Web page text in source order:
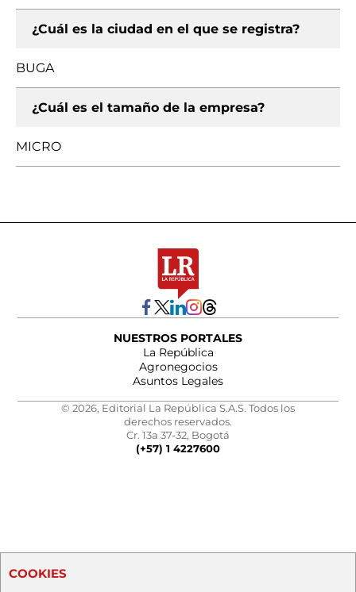
¿Cuál es la ciudad en el que se registra?
BUGA
¿Cuál es el tamaño de la empresa?
MICRO
NUESTROS PORTALES
La República
Agronegocios
Asuntos Legales
© 2026, Editorial La República S.A.S. Todos los
derechos reservados.
Cr. 13a 37-32, Bogotá
(+57) 1 4227600
COOKIES